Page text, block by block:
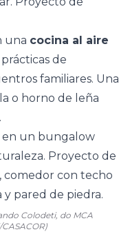
una cocina al aire
de
familiares. Una
o horno de leña
Colodeti, do MCA